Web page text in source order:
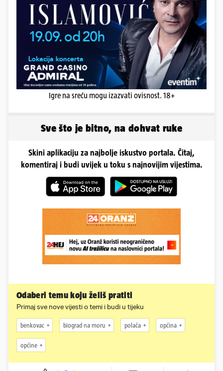
Igre na sreću mogu izazvati ovisnost. 18+
Sve što je bitno, na dohvat ruke
Skini aplikaciju za najbolje iskustvo portala. Čitaj,
komentiraj i budi uvijek u toku s najnovijim vijestima.
Odaberi temu koju želiš pratiti
Primaj sve nove vijesti o temi i budi u tijeku
benkovac biograd na moru polača općina
općine